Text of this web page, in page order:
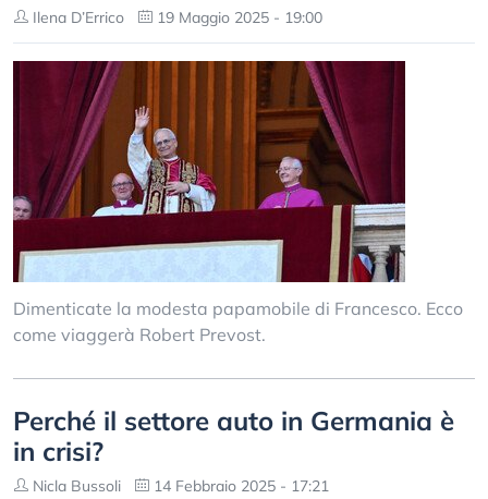
Ilena D’Errico 19 Maggio 2025 - 19:00
Dimenticate la modesta papamobile di Francesco. Ecco
come viaggerà Robert Prevost.
Perché il settore auto in Germania è
in crisi?
Nicla Bussoli 14 Febbraio 2025 - 17:21